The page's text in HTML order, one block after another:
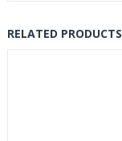
RELATED PRODUCTS